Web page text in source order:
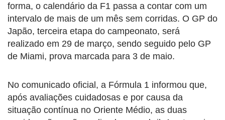
forma, o calendário da F1 passa a contar com um
intervalo de mais de um mês sem corridas. O GP do
Japão, terceira etapa do campeonato, será
realizado em 29 de março, sendo seguido pelo GP
de Miami, prova marcada para 3 de maio.
No comunicado oficial, a Fórmula 1 informou que,
após avaliações cuidadosas e por causa da
situação contínua no Oriente Médio, as duas